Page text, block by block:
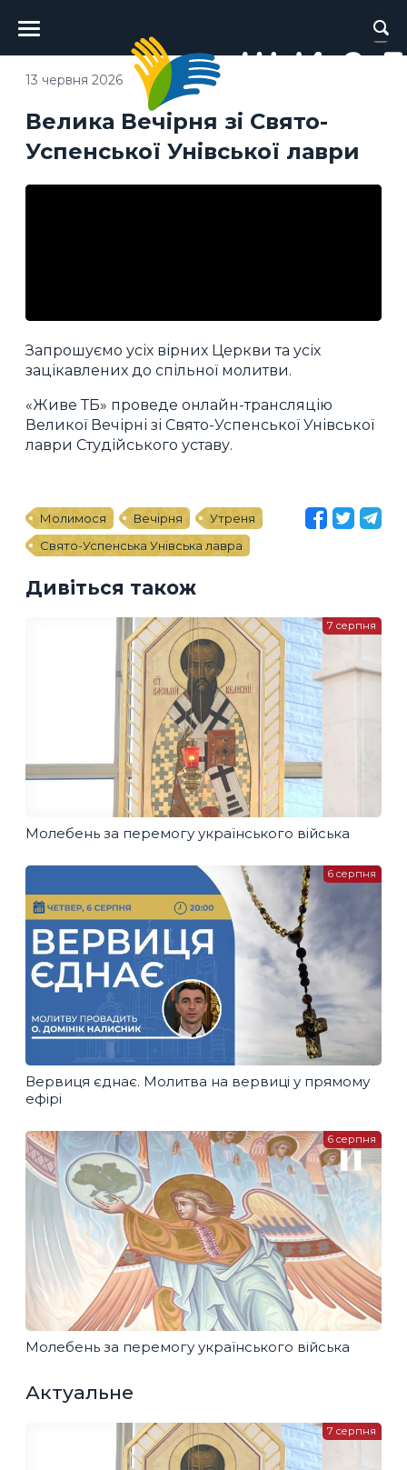
Головне
меню
Велика Вечірня зі Свято-
Успенської Унівської лаври
13 червня 2026
Запрошуємо усіх вірних Церкви та усіх
зацікавлених до спільної молитви.
«Живе ТБ» проведе онлайн-трансляцію
Великої Вечірні зі Свято-Успенської Унівської
лаври Студійського уставу.
Молимося Вечірня
Утреня
Свято-Успенська Унівська лавра
Дивіться також
Молебень за перемогу українського війська
7 серпня
Вервиця єднає. Молитва на вервиці у прямому
ефірі
6 серпня
Молебень за перемогу українського війська
6 серпня
Актуальне
7 серпня